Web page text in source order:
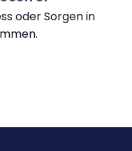
oder Sorgen in